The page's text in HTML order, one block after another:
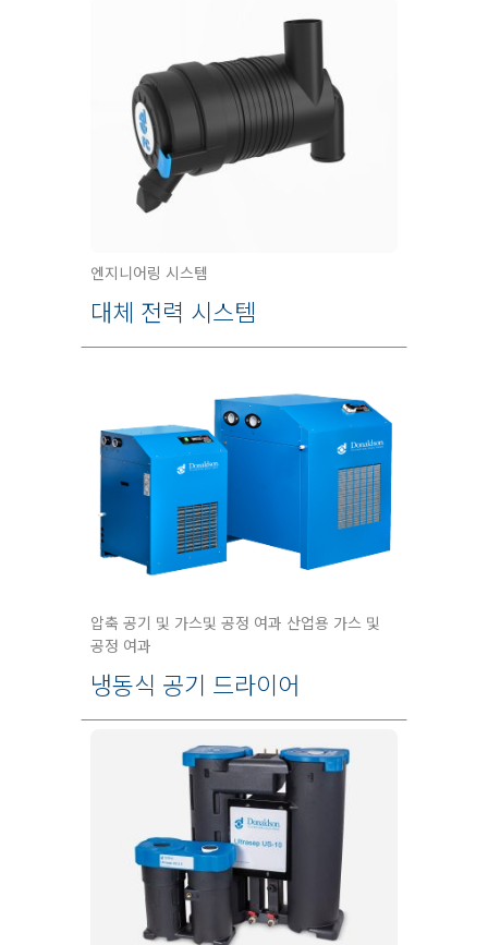
엔지니어링 시스템
대체 전력 시스템
압축 공기 및 가스및 공정 여과 산업용 가스 및
공정 여과
냉동식 공기 드라이어